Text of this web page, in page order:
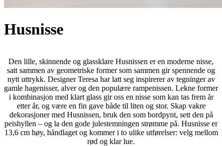
Husnisse
Den lille, skinnende og glassklare Husnissen er en moderne nisse,
satt sammen av geometriske former som sammen gir spennende og
nytt uttrykk. Designer Teresa har latt seg inspirerer av tegninger av
gamle hagenisser, alver og den populære rampenissen. Lekne former
i kombinasjon med klart glass gir oss en nisse som kan tas frem år
etter år, og være en fin gave både til liten og stor. Skap vakre
dekorasjoner med Husnissen, bruk den som bordpynt, sett den på
peishyllen – og la den gode julestemningen strømme på. Husnisse er
13,6 cm høy, håndlaget og kommer i to ulike utførelser: velg mellom
rød og klar lue.